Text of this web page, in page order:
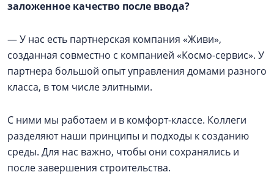
заложенное качество после ввода?
— У нас есть партнерская компания «Живи»,
созданная совместно с компанией «Космо-сервис». У
партнера большой опыт управления домами разного
класса, в том числе элитными.
С ними мы работаем и в комфорт-классе. Коллеги
разделяют наши принципы и подходы к созданию
среды. Для нас важно, чтобы они сохранялись и
после завершения строительства.